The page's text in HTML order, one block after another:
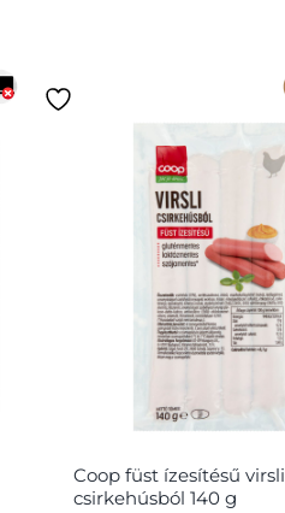
Coop füst ízesítésű virsli
csirkehúsból 140 g